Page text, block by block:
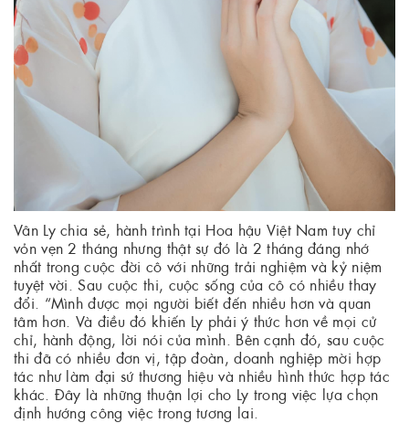
Vân Ly chia sẻ, hành trình tại Hoa hậu Việt Nam tuy chỉ
vỏn vẹn 2 tháng nhưng thật sự đó là 2 tháng đáng nhớ
nhất trong cuộc đời cô với những trải nghiệm và kỷ niệm
tuyệt vời. Sau cuộc thi, cuộc sống của cô có nhiều thay
đổi. “Mình được mọi người biết đến nhiều hơn và quan
tâm hơn. Và điều đó khiến Ly phải ý thức hơn về mọi cử
chỉ, hành động, lời nói của mình. Bên cạnh đó, sau cuộc
thi đã có nhiều đơn vị, tập đoàn, doanh nghiệp mời hợp
tác như làm đại sứ thương hiệu và nhiều hình thức hợp tác
khác. Đây là những thuận lợi cho Ly trong việc lựa chọn
định hướng công việc trong tương lai.